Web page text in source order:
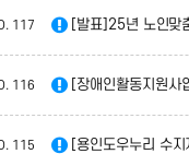
117 [발표]25년 노인맞
116 [장애인활동지원사
115 [용인도우누리 수지